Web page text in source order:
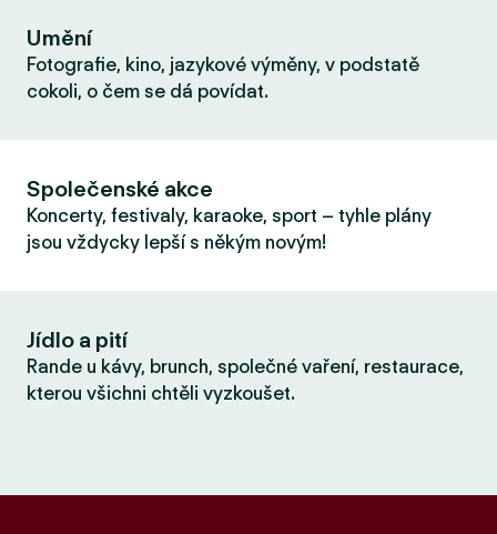
Umění
Fotografie, kino, jazykové výměny, v podstatě
cokoli, o čem se dá povídat.
Společenské akce
Koncerty, festivaly, karaoke, sport – tyhle plány
jsou vždycky lepší s někým novým!
Jídlo a pití
Rande u kávy, brunch, společné vaření, restaurace,
kterou všichni chtěli vyzkoušet.